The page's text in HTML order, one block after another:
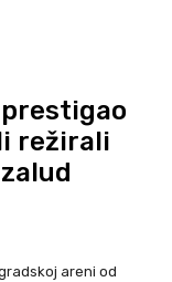
režirali
areni od